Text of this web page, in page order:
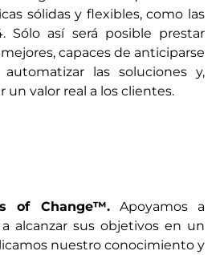
sólidas y flexibles, como las
Sólo así será posible prestar
capaces de anticiparse
las soluciones y,
un valor real a los clientes.
of Change™.Apoyamos a
alcanzar sus objetivos en un
nuestro conocimiento y